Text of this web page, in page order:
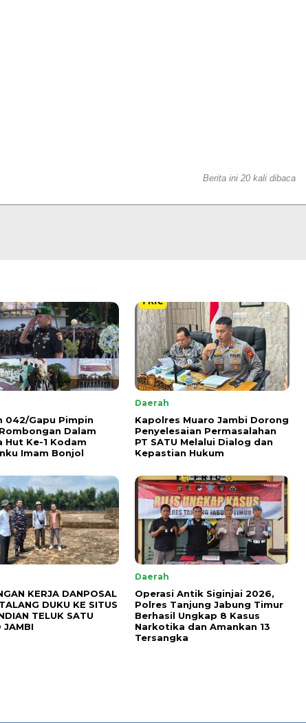
Berita ini 20 kali dibaca
042/Gapu Pimpin
Dalam
Hut Ke-1 Kodam
Imam Bonjol
Daerah
Kapolres Muaro Jambi Dorong
Penyelesaian Permasalahan
PT SATU Melalui Dialog dan
Kepastian Hukum
KERJA DANPOSAL
DUKU KE SITUS
TELUK SATU
JAMBI
Daerah
Operasi Antik Siginjai 2026,
Polres Tanjung Jabung Timur
Berhasil Ungkap 8 Kasus
Narkotika dan Amankan 13
Tersangka